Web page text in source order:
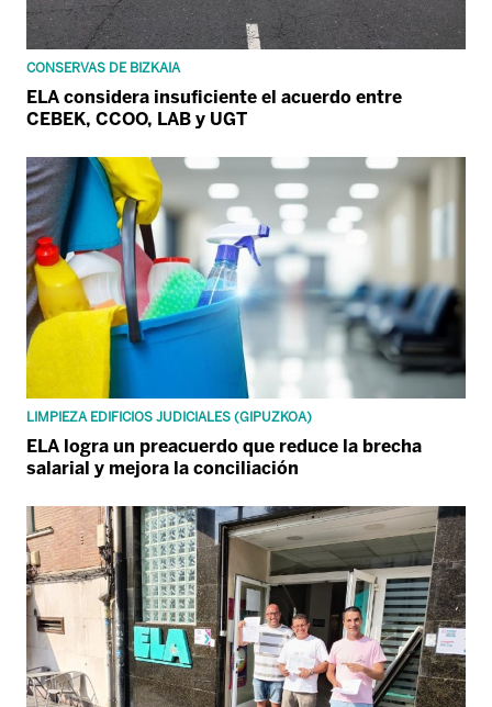
CONSERVAS DE BIZKAIA
ELA considera insuficiente el acuerdo entre
CEBEK, CCOO, LAB y UGT
LIMPIEZA EDIFICIOS JUDICIALES (GIPUZKOA)
ELA logra un preacuerdo que reduce la brecha
salarial y mejora la conciliación